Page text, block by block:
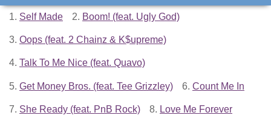
1. Self Made 2. Boom! (feat. Ugly God)
3. Oops (feat. 2 Chainz & K$upreme)
4. Talk To Me Nice (feat. Quavo)
5. Get Money Bros. (feat. Tee Grizzley) 6. Count Me In
7. She Ready (feat. PnB Rock) 8. Love Me Forever